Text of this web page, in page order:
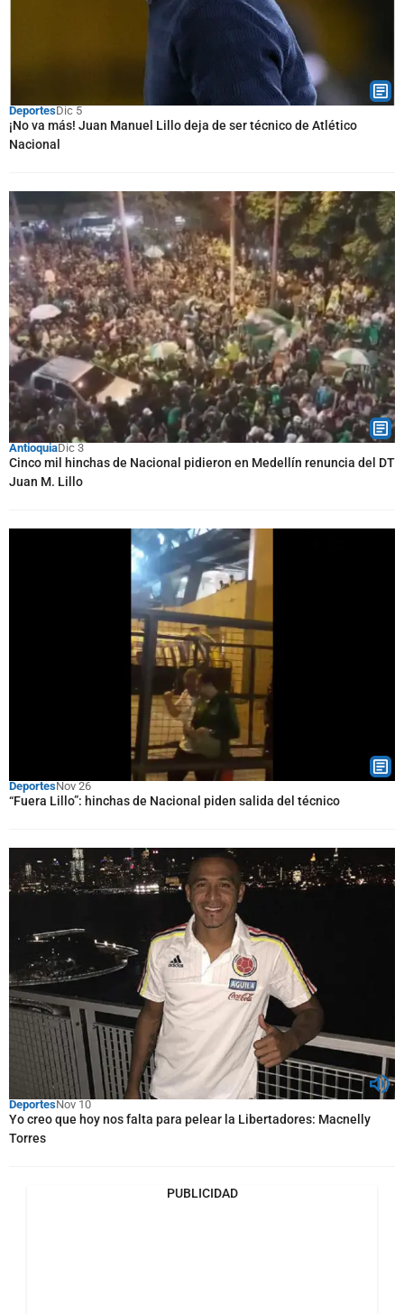
DeportesDic 5
¡No va más! Juan Manuel Lillo deja de ser técnico de Atlético
Nacional
AntioquiaDic 3
Cinco mil hinchas de Nacional pidieron en Medellín renuncia del DT
Juan M. Lillo
DeportesNov 26
“Fuera Lillo”: hinchas de Nacional piden salida del técnico
DeportesNov 10
Yo creo que hoy nos falta para pelear la Libertadores: Macnelly
Torres
PUBLICIDAD